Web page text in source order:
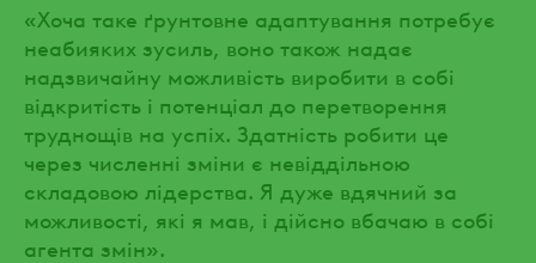
«Хоча таке ґрунтовне адаптування потребує
неабияких зусиль, воно також надає
надзвичайну можливість виробити в собі
відкритість і потенціал до перетворення
труднощів на успіх. Здатність робити це
через численні зміни є невіддільною
складовою лідерства. Я дуже вдячний за
можливості, які я мав, і дійсно вбачаю в собі
агента змін».